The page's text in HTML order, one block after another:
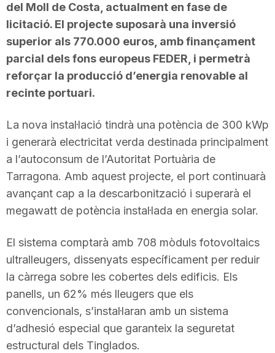
del Moll de Costa, actualment en fase de
licitació. El projecte suposarà una inversió
superior als 770.000 euros, amb finançament
parcial dels fons europeus FEDER, i permetrà
reforçar la producció d’energia renovable al
recinte portuari.
La nova instal·lació tindrà una potència de 300 kWp
i generarà electricitat verda destinada principalment
a l’autoconsum de l’Autoritat Portuària de
Tarragona. Amb aquest projecte, el port continuarà
avançant cap a la descarbonització i superarà el
megawatt de potència instal·lada en energia solar.
El sistema comptarà amb 708 mòduls fotovoltaics
ultralleugers, dissenyats específicament per reduir
la càrrega sobre les cobertes dels edificis. Els
panells, un 62% més lleugers que els
convencionals, s’instal·laran amb un sistema
d’adhesió especial que garanteix la seguretat
estructural dels Tinglados.